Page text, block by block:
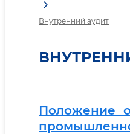
Внутренний аудит
Положение